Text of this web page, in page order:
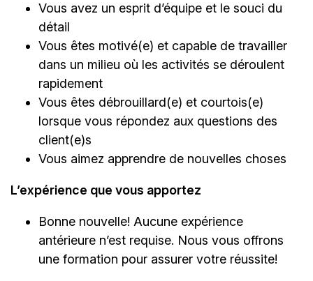
Vous avez un esprit d’équipe et le souci du
détail
Vous êtes motivé(e) et capable de travailler
dans un milieu où les activités se déroulent
rapidement
Vous êtes débrouillard(e) et courtois(e)
lorsque vous répondez aux questions des
client(e)s
Vous aimez apprendre de nouvelles choses
L’expérience que vous apportez
Bonne nouvelle! Aucune expérience
antérieure n’est requise. Nous vous offrons
une formation pour assurer votre réussite!